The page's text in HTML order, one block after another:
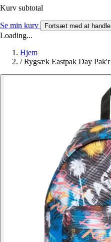
Kurv subtotal
Se min kurv Fortsæt med at handle
Loading...
Hjem
/ Rygsæk Eastpak Day Pak'r